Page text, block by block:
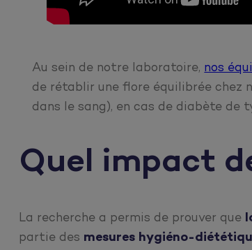
Au sein de notre laboratoire, nos
de rétablir une flore équilibrée chez
dans le sang), en cas de diabète de
Quel impact
La recherche a permis de prouver que
partie des mesures hygiéno-